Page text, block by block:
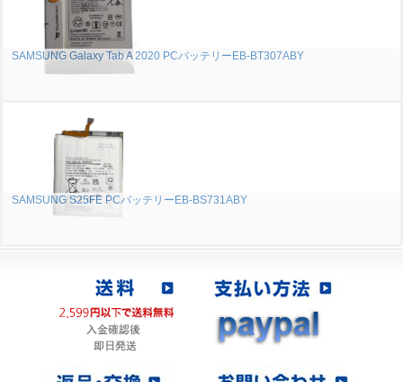
SAMSUNG Galaxy Tab A 2020 PCバッテリーEB-BT307ABY
SAMSUNG S25FE PCバッテリーEB-BS731ABY